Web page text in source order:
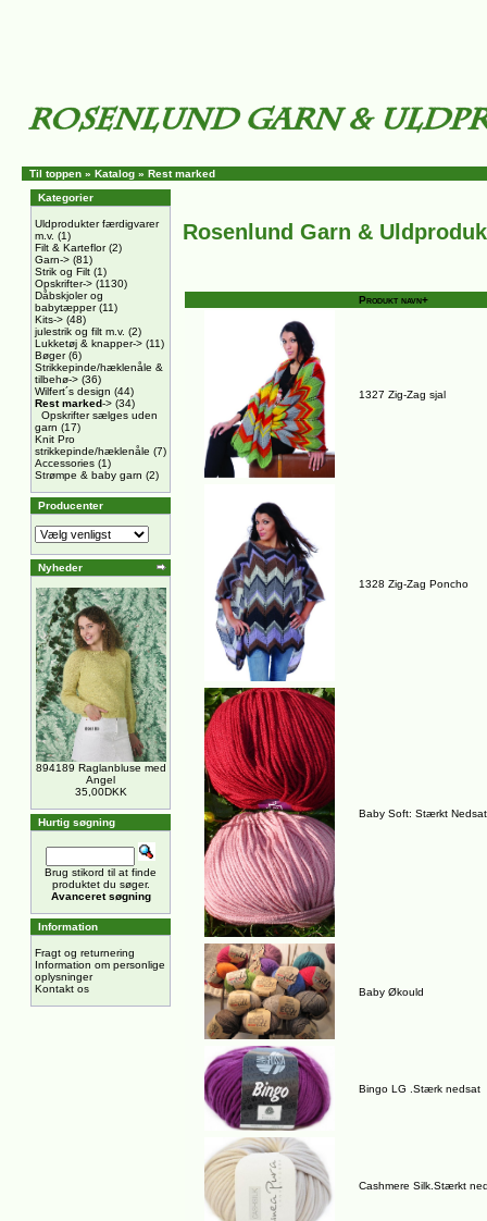
Til toppen » Katalog » Rest marked
Kategorier
Uldprodukter færdigvarer
m.v. (1)
Filt & Karteflor(2)
Garn-> (81)
Strik og Filt (1)
Opskrifter-> (1130)
Dåbskjoler og
babytæpper(11)
Kits-> (48)
julestrik og filt m.v. (2)
Lukketøj & knapper-> (11)
Bøger(6)
Strikkepinde/hæklenåle &
tilbehø-> (36)
Wilfert´s design (44)
Rest marked-> (34)
Opskrifter sælges uden
garn (17)
Knit Pro
strikkepinde/hæklenåle (7)
Accessories (1)
Strømpe & baby garn (2)
Producenter
Nyheder
894189 Raglanbluse med
Angel
35,00DKK
Hurtig søgning
Brug stikord til at finde
produktet du søger.
Avanceret søgning
Information
Fragt og returnering
Information om personlige
oplysninger
Kontakt os
Rosenlund Garn &
Produkt navn+
1327 Zig-Zag sjal
1328 Zig-Zag Poncho
Baby Soft: Stærkt
Baby Økould
Bingo LG .Stærk nedsat
Cashmere Silk.Stærkt